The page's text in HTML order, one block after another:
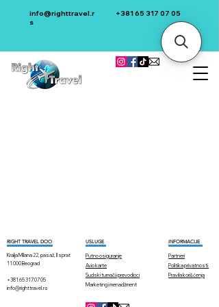
info@righttravel.r
s
+381 65 317 07 05
RIGHT TRAVEL DOO
Kralja Milana 22, pasaž, II sprat
11 000 Beograd
+381 65 317 07 05
info@righttravel.rs
USLUGE
Putno osiguranje
Avio karte
Sudski tumači i prevodioci
Marketing i menadžment
INFORMACIJE
Partneri
Politika privatnosti
Pravila korišćenja​